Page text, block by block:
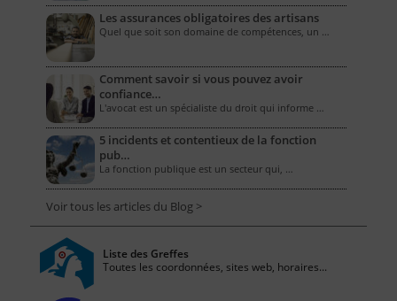
Les assurances obligatoires des artisans
Quel que soit son domaine de compétences, un …
Comment savoir si vous pouvez avoir
confiance…
L'avocat est un spécialiste du droit qui informe …
5 incidents et contentieux de la fonction
pub…
La fonction publique est un secteur qui, …
Voir tous les articles du Blog >
Liste des Greffes
Toutes les coordonnées, sites web, horaires...